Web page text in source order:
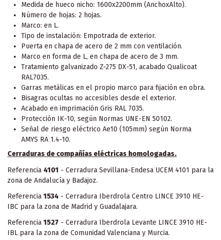
Medida de hueco nicho: 1600x2200mm (AnchoxAlto).
Número de hojas: 2 hojas.
Marco: en L.
Tipo de instalación: Empotrada de exterior.
Puerta en chapa de acero de 2 mm con ventilación.
Marco en forma de L, en chapa de acero de 3 mm.
Tratamiento galvanizado Z-275 DX-51, acabado Qualicoat
RAL7035.
Garras metálicas en el propio marco para fijación en obra.
Bisagras ocultas no accesibles desde el exterior.
Acabado en imprimación Gris RAL 7035.
Protección IK-10, según Normas UNE-EN 50102.
Señal de riesgo eléctrico Ae10 (105mm) según Norma
AMYS RA 1.4-10.
Cerraduras de compañías eléctricas homologadas.
Referencia 4101 - Cerradura Sevillana-Endesa UCEM 4101 para la
zona de Andalucía y Badajoz.
Referencia 1534 - Cerradura Iberdrola Centro LINCE 3910 HE-
IBC para la zona de Madrid y Guadalajara.
Referencia 1527 - Cerradura Iberdrola Levante LINCE 3910 HE-
IBL para la zona de Comunidad Valenciana y Murcia.